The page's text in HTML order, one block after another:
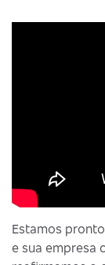
Estamos
e sua empresa